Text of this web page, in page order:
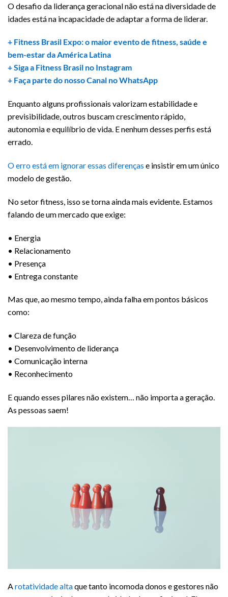
O desafio da liderança geracional não está na diversidade de
idades está na incapacidade de adaptar a forma de liderar.
+ Fitness Brasil Expo: o maior evento de fitness, saúde e
bem-estar da América Latina
+ Siga a Fitness Brasil no Instagram
+ Faça parte do nosso Canal no WhatsApp
Enquanto alguns profissionais valorizam estabilidade e
previsibilidade, outros buscam crescimento rápido,
autonomia e equilíbrio de vida. E nenhum desses perfis está
errado.
O erro está em ignorar essas diferenças e insistir em um único
modelo de gestão.
No setor fitness, isso se torna ainda mais evidente. Estamos
falando de um mercado que exige:
•⁠ ⁠Energia
•⁠ ⁠Relacionamento
•⁠ ⁠Presença
•⁠ ⁠Entrega constante
Mas que, ao mesmo tempo, ainda falha em pontos básicos
como:
•⁠ ⁠Clareza de função
•⁠ ⁠Desenvolvimento de liderança
•⁠ ⁠Comunicação interna
•⁠ ⁠Reconhecimento
E quando esses pilares não existem… não importa a geração.
As pessoas saem!
Arotatividade altaque tanto incomoda donos e gestores não